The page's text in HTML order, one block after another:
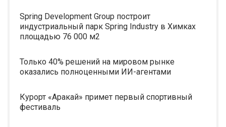
Spring Development Group построит
индустриальный парк Spring Industry в Химках
площадью 76 000 м2
Только 40% решений на мировом рынке
оказались полноценными ИИ-агентами
Курорт «Аракай» примет первый спортивный
фестиваль